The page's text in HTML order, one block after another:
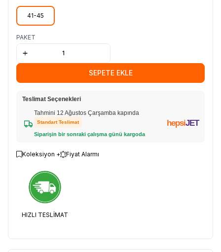
41-45
PAKET
SEPETE EKLE
Teslimat Seçenekleri
Tahmini 12 Ağustos Çarşamba kapında
Standart Teslimat
Siparişin bir sonraki çalışma günü kargoda
hepsiJET
Koleksiyon + Fiyat Alarmı
HIZLI TESLİMAT